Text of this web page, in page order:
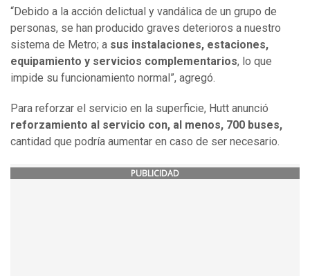
“Debido a la acción delictual y vandálica de un grupo de
personas, se han producido graves deterioros a nuestro
sistema de Metro; a sus instalaciones, estaciones,
equipamiento y servicios complementarios, lo que
impide su funcionamiento normal”, agregó.
Para reforzar el servicio en la superficie, Hutt anunció
reforzamiento al servicio con, al menos, 700 buses,
cantidad que podría aumentar en caso de ser necesario.
PUBLICIDAD